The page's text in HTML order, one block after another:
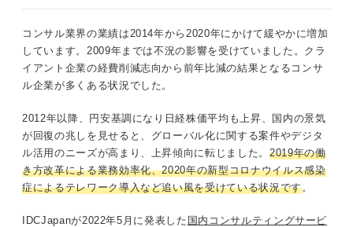
コンサル業界の業績は2014年から2020年にかけて緩やかに増加
しています。2009年までは不況の影響を受けていました。クラ
イアント企業の経費削減志向から前年比減の結果となるコンサ
ル企業が多くある状況でした。
2012年以降、円安基調になり日経株価平均も上昇、国内の景気
が回復の兆しを見せると、グローバル化に関する案件やデジタ
ル活用のニーズが高まり、上昇傾向に転じました。 2019年の働
き方改革による業務効率化、2020年の新型コロナウイルス感染
症によるテレワーク導入など追い風を受けている状況です。
IDCJapanが2022年5月に発表した 国内コンサルティングサービ